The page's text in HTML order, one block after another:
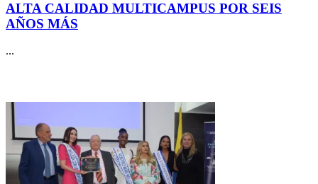
ALTA CALIDAD MULTICAMPUS POR SEIS
AÑOS MÁS
...